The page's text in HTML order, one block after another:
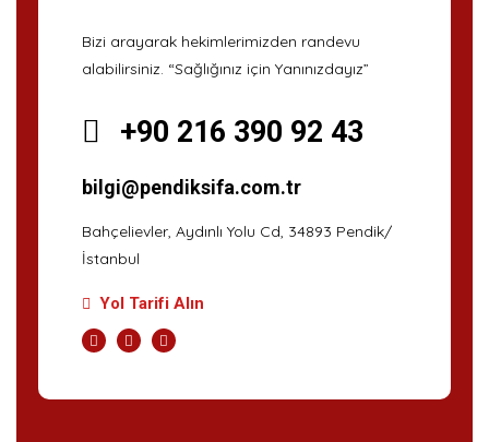
Bizi arayarak hekimlerimizden randevu
alabilirsiniz. “Sağlığınız için Yanınızdayız”
+90 216 390 92 43
bilgi@pendiksifa.com.tr
Bahçelievler, Aydınlı Yolu Cd, 34893 Pendik/
İstanbul
Yol Tarifi Alın